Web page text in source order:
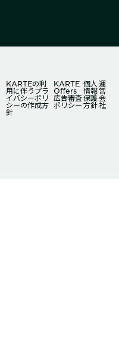
KARTEの利
用に伴うプラ
イバシーポリ
シーの作成方
針
KARTE
Offers
広告審査
ポリシー
個人
情報
保護
方針
運
営
会
社